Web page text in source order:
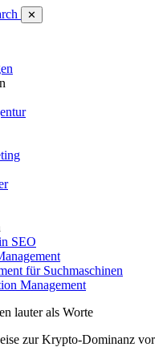
✕
SEO
für Suchmaschinen
Management
lauter als Worte
zur Krypto-Dominanz